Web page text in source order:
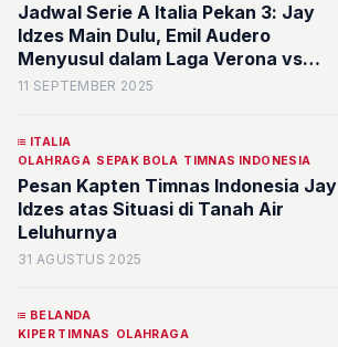
Jadwal Serie A Italia Pekan 3: Jay
Idzes Main Dulu, Emil Audero
Menyusul dalam Laga Verona vs
Cremonese
11 SEPTEMBER 2025
ITALIA
OLAHRAGA SEPAK BOLA TIMNAS INDONESIA
Pesan Kapten Timnas Indonesia Jay
Idzes atas Situasi di Tanah Air
Leluhurnya
31 AGUSTUS 2025
BELANDA
KIPER TIMNAS
OLAHRAGA